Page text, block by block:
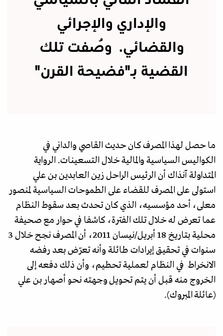
والإداري والإجرائي
والقضائي. وُصفت تلك
القضية بـ"فضيحة القرن"
ما حصل لهذا المصرف كان حديث القاصي والداني في
الكواليس السياسية والمالية خلال التسعينات. الرواية
المتداولة آنذاك أن الرئيس الراحل زين العابدين بن علي
استولى على المصرف للقضاء على الطموحات السياسية لمنصور
معلى، أحد مؤسسيه، الذي كان تحدث بعد سقوط النظام
عما تعرض له خلال تلك الفترة، كاشفا في حوار مع صحيفة
محلية بتاريخ 18 أبريل/نيسان 2011، أن المصرف نجح خلال 3
سنوات في تحقيق إيرادات طائلة وأنه تعرّض بعد رفضه
الانخراط في النظام لعملية تحطيم، وأن ذلك دفعه إلى
الخروج منه قبل أن يتم تحويل وجهته نحو أصهار بن علي
(عائلة المبروك).